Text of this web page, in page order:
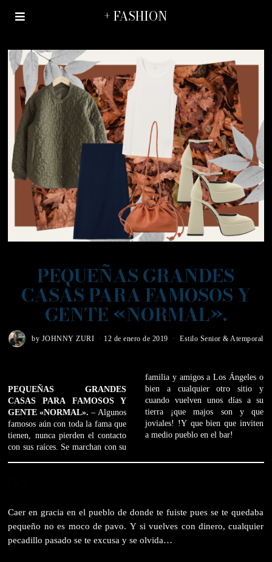
+ FASHION
PEQUEÑAS GRANDES
CASAS PARA FAMOSOS Y
GENTE «NORMAL».
by JOHNNY ZURI 12 de enero de 2019 Estilo Senior & Atemporal
PEQUEÑAS GRANDES
CASAS PARA FAMOSOS Y
GENTE «NORMAL». – Algunos
famosos aún con toda la fama que
tienen, nunca pierden el contacto
con sus raíces. Se marchan con su
familia y amigos a Los Ángeles o
bien a cualquier otro sitio y
cuando vuelven unos días a su
tierra ¡que majos son y que
joviales! !Y que bien que inviten
a medio pueblo en el bar!
Caer en gracia en el pueblo de donde te fuiste pues se te quedaba
pequeño no es moco de pavo. Y si vuelves con dinero, cualquier
pecadillo pasado se te excusa y se olvida…